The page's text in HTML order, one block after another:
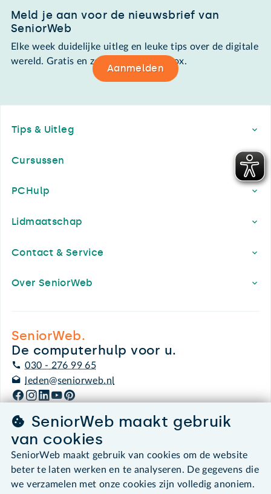
Meld je aan voor de nieuwsbrief van
SeniorWeb
Elke week duidelijke uitleg en leuke tips over de digitale
wereld. Gratis en zomaar in de mailbox.
Aanmelden
Tips & Uitleg
Cursussen
PCHulp
Lidmaatschap
Contact & Service
Over SeniorWeb
SeniorWeb.
De computerhulp voor u.
030 - 276 99 65
leden@seniorweb.nl
Cookies en cookie-instellingen
SeniorWeb maakt gebruik
van cookies
SeniorWeb maakt gebruik van cookies om de website
beter te laten werken en te analyseren. De gegevens die
we verzamelen met onze cookies zijn volledig anoniem.